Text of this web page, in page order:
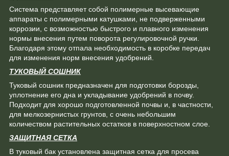
Система представляет собой полимерные высевающие
аппараты с полимерными катушками, не подверженными
коррозии, с возможностью быстрого и плавного изменения
нормы внесения путем поворота регулировочной ручки.
Благодаря этому отпала необходимость в коробке передач
для изменения норм внесения удобрений.
ТУКОВЫЙ СОШНИК
Туковый сошник предназначен для подготовки борозды,
уплотнение его дна и укладывание удобрений в почву.
Подходит для хорошо подготовленной почвы и, в частности,
для мелкозернистых грунтов, с очень небольшим
количеством растительных остатков в поверхностном слое.
ЗАЩИТНАЯ СЕТКА
В туковый бак установлена защитная сетка для просева